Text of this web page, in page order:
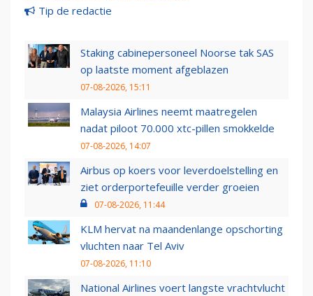
Tip de redactie
Staking cabinepersoneel Noorse tak SAS
op laatste moment afgeblazen
07-08-2026, 15:11
Malaysia Airlines neemt maatregelen
nadat piloot 70.000 xtc-pillen smokkelde
07-08-2026, 14:07
Airbus op koers voor leverdoelstelling en
ziet orderportefeuille verder groeien
07-08-2026, 11:44
KLM hervat na maandenlange opschorting
vluchten naar Tel Aviv
07-08-2026, 11:10
National Airlines voert langste vrachtvlucht